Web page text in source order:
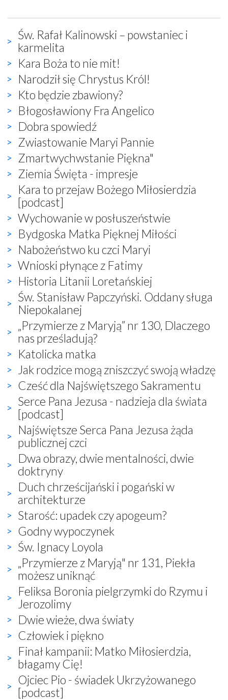
Św. Rafał Kalinowski – powstaniec i
karmelita
Kara Boża to nie mit!
Narodził się Chrystus Król!
Kto będzie zbawiony?
Błogosławiony Fra Angelico
Dobra spowiedź
Zwiastowanie Maryi Pannie
Zmartwychwstanie Piękna"
Ziemia Święta - impresje
Kara to przejaw Bożego Miłosierdzia
[podcast]
Wychowanie w posłuszeństwie
Bydgoska Matka Pięknej Miłości
Nabożeństwo ku czci Maryi
Wnioski płynące z Fatimy
Historia Litanii Loretańskiej
Św. Stanisław Papczyński. Oddany sługa
Niepokalanej
„Przymierze z Maryją” nr 130, Dlaczego
nas prześladują?
Katolicka matka
Jak rodzice mogą zniszczyć swoją władzę
Cześć dla Najświętszego Sakramentu
Serce Pana Jezusa - nadzieja dla świata
[podcast]
Najświętsze Serca Pana Jezusa żąda
publicznej czci
Dwa obrazy, dwie mentalności, dwie
doktryny
Duch chrześcijański i pogański w
architekturze
Starość: upadek czy apogeum?
Godny wypoczynek
Św. Ignacy Loyola
„Przymierze z Maryją" nr 131, Piekła
możesz uniknąć
Feliksa Boronia pielgrzymki do Rzymu i
Jerozolimy
Dwie wieże, dwa światy
Człowiek i piękno
Finał kampanii: Matko Miłosierdzia,
błagamy Cię!
Ojciec Pio - świadek Ukrzyżowanego
[podcast]